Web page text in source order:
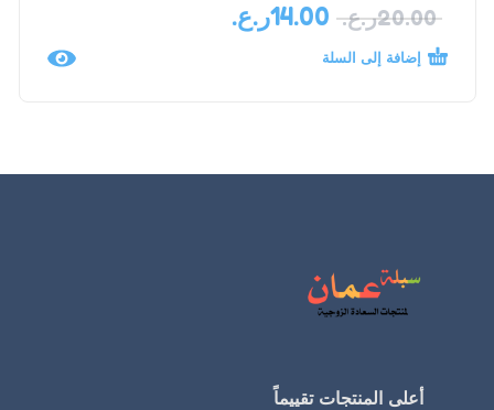
20.00ر.ع. 14.00ر.ع.
إضافة إلى السلة
أعلى المنتجات تقييماً